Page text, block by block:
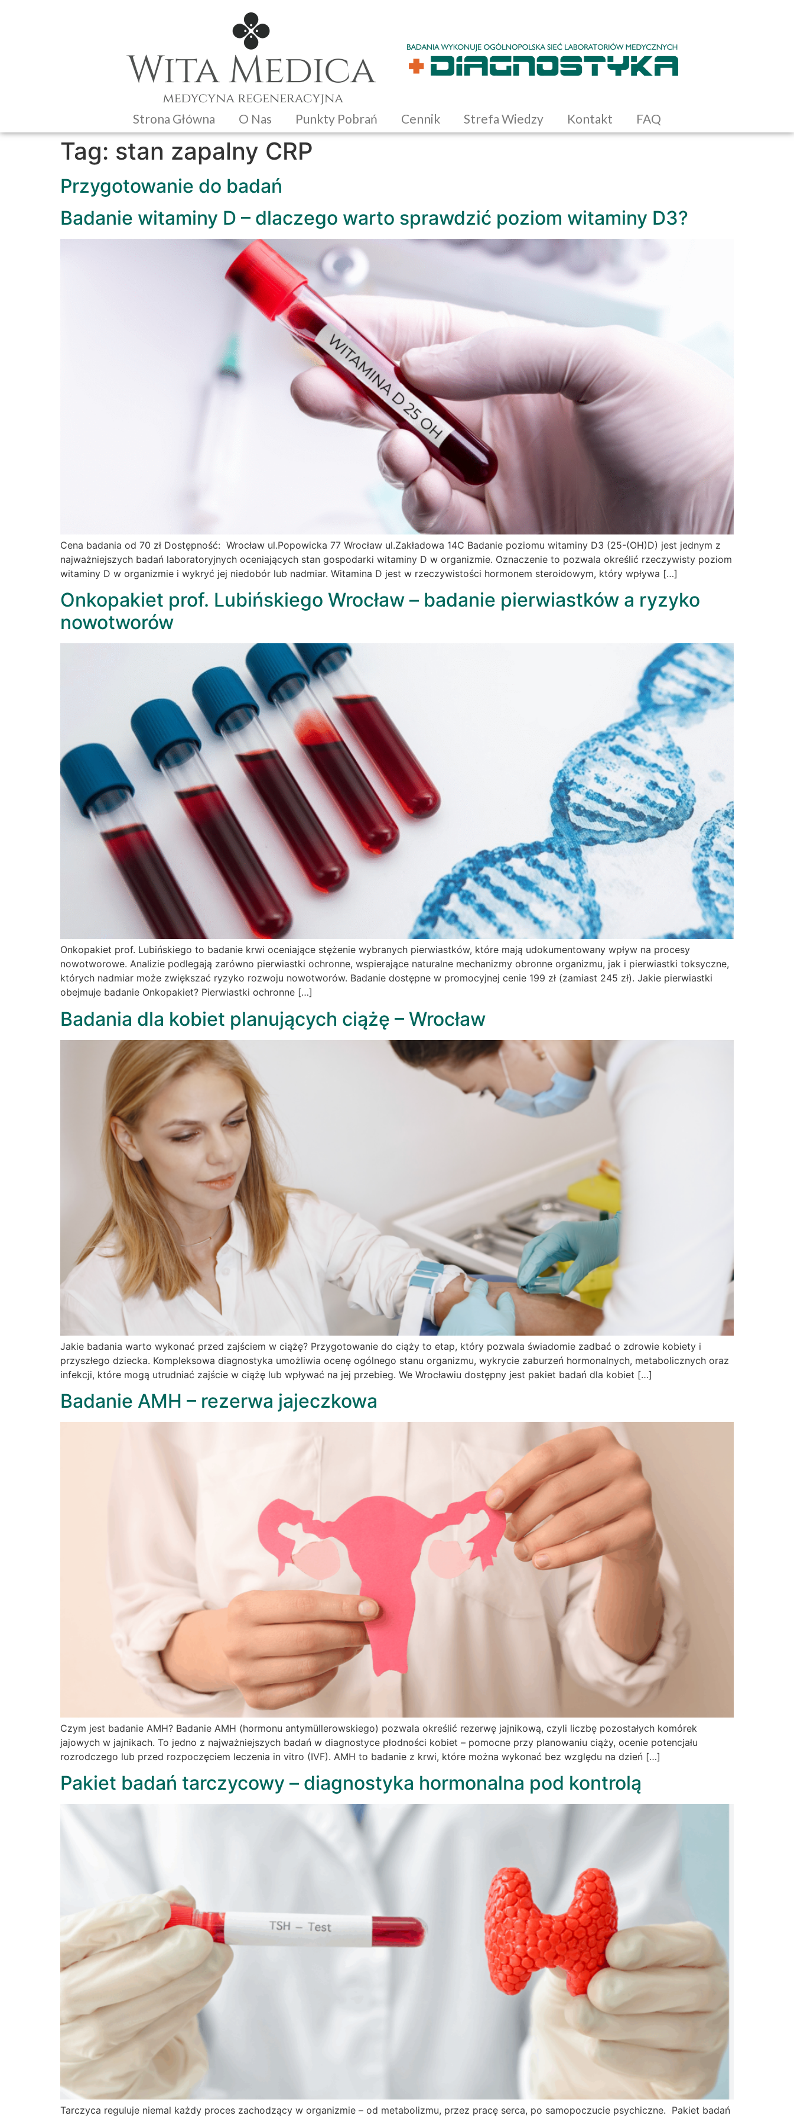
Strona Główna O Nas Punkty Pobrań Cennik Strefa Wiedzy Kontakt FAQ
Tag: stan zapalny CRP
Przygotowanie do badań
Badanie witaminy D – dlaczego warto sprawdzić poziom witaminy D3?
Cena badania od 70 zł Dostępność: Wrocław ul.Popowicka 77 Wrocław ul.Zakładowa 14C Badanie poziomu witaminy D3 (25-(OH)D) jest jednym z
najważniejszych badań laboratoryjnych oceniających stan gospodarki witaminy D w organizmie. Oznaczenie to pozwala określić rzeczywisty poziom
witaminy D w organizmie i wykryć jej niedobór lub nadmiar. Witamina D jest w rzeczywistości hormonem steroidowym, który wpływa […]
Onkopakiet prof. Lubińskiego Wrocław – badanie pierwiastków a ryzyko
nowotworów
Onkopakiet prof. Lubińskiego to badanie krwi oceniające stężenie wybranych pierwiastków, które mają udokumentowany wpływ na procesy
nowotworowe. Analizie podlegają zarówno pierwiastki ochronne, wspierające naturalne mechanizmy obronne organizmu, jak i pierwiastki toksyczne,
których nadmiar może zwiększać ryzyko rozwoju nowotworów. Badanie dostępne w promocyjnej cenie 199 zł (zamiast 245 zł). Jakie pierwiastki
obejmuje badanie Onkopakiet? Pierwiastki ochronne […]
Badania dla kobiet planujących ciążę – Wrocław
Jakie badania warto wykonać przed zajściem w ciążę? Przygotowanie do ciąży to etap, który pozwala świadomie zadbać o zdrowie kobiety i
przyszłego dziecka. Kompleksowa diagnostyka umożliwia ocenę ogólnego stanu organizmu, wykrycie zaburzeń hormonalnych, metabolicznych oraz
infekcji, które mogą utrudniać zajście w ciążę lub wpływać na jej przebieg. We Wrocławiu dostępny jest pakiet badań dla kobiet […]
Badanie AMH – rezerwa jajeczkowa
Czym jest badanie AMH? Badanie AMH (hormonu antymüllerowskiego) pozwala określić rezerwę jajnikową, czyli liczbę pozostałych komórek
jajowych w jajnikach. To jedno z najważniejszych badań w diagnostyce płodności kobiet – pomocne przy planowaniu ciąży, ocenie potencjału
rozrodczego lub przed rozpoczęciem leczenia in vitro (IVF). AMH to badanie z krwi, które można wykonać bez względu na dzień […]
Pakiet badań tarczycowy – diagnostyka hormonalna pod kontrolą
Tarczyca reguluje niemal każdy proces zachodzący w organizmie – od metabolizmu, przez pracę serca, po samopoczucie psychiczne. Pakiet badań